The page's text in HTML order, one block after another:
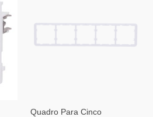
Quadro Para Cinco